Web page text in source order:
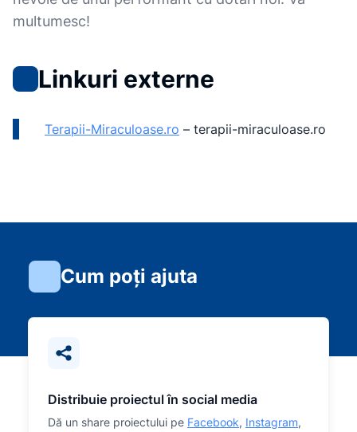
multumesc!
Linkuri externe
Terapii-Miraculoase.ro – terapii-miraculoase.ro
Cum poți ajuta
Distribuie proiectul în social media
Dă un share proiectului pe Facebook, Instagram,